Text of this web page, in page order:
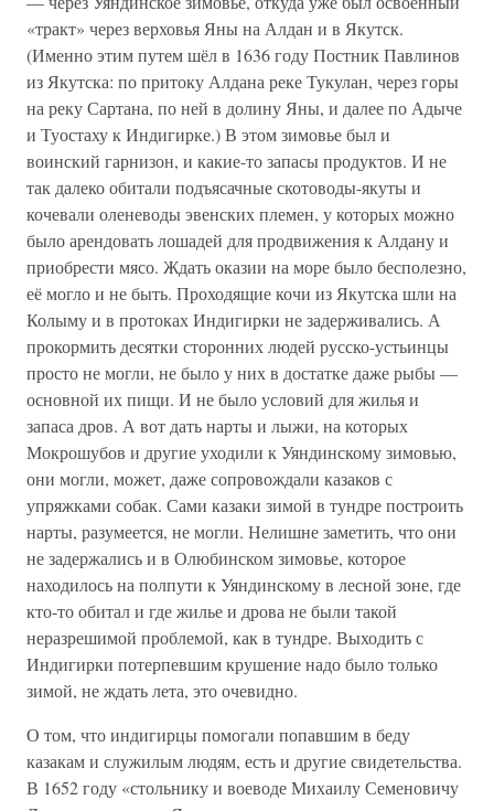
«тракт» через верховья Яны на Алдан и в Якутск.
(Именно этим путем шёл в 1636 году Постник Павлинов
из Якутска: по притоку Алдана реке Тукулан, через горы
на реку Сартана, по ней в долину Яны, и далее по Адыче
и Туостаху к Индигирке.) В этом зимовье был и
воинский гарнизон, и какие-то запасы продуктов. И не
так далеко обитали подъясачные скотоводы-якуты и
кочевали оленеводы эвенских племен, у которых можно
было арендовать лошадей для продвижения к Алдану и
приобрести мясо. Ждать оказии на море было бесполезно,
её могло и не быть. Проходящие кочи из Якутска шли на
Колыму и в протоках Индигирки не задерживались. А
прокормить десятки сторонних людей русско-устьинцы
просто не могли, не было у них в достатке даже рыбы —
основной их пищи. И не было условий для жилья и
запаса дров. А вот дать нарты и лыжи, на которых
Мокрошубов и другие уходили к Уяндинскому зимовью,
они могли, может, даже сопровождали казаков с
упряжками собак. Сами казаки зимой в тундре построить
нарты, разумеется, не могли. Нелишне заметить, что они
не задержались и в Олюбинском зимовье, которое
находилось на полпути к Уяндинскому в лесной зоне, где
кто-то обитал и где жилье и дрова не были такой
неразрешимой проблемой, как в тундре. Выходить с
Индигирки потерпевшим крушение надо было только
зимой, не ждать лета, это очевидно.
О том, что индигирцы помогали попавшим в беду
казакам и служилым людям, есть и другие свидетельства.
В 1652 году «стольнику и воеводе Михаилу Семеновичу